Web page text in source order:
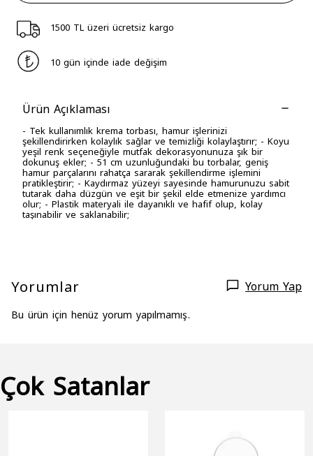
1500 TL üzeri ücretsiz kargo
10 gün içinde iade değişim
Ürün Açıklaması
- Tek kullanımlık krema torbası, hamur işlerinizi
şekillendirirken kolaylık sağlar ve temizliği kolaylaştırır; - Koyu
yeşil renk seçeneğiyle mutfak dekorasyonunuza şık bir
dokunuş ekler; - 51 cm uzunluğundaki bu torbalar, geniş
hamur parçalarını rahatça sararak şekillendirme işlemini
pratikleştirir; - Kaydırmaz yüzeyi sayesinde hamurunuzu sabit
tutarak daha düzgün ve eşit bir şekil elde etmenize yardımcı
olur; - Plastik materyali ile dayanıklı ve hafif olup, kolay
taşınabilir ve saklanabilir;
Yorumlar Yorum Yap
Bu ürün için henüz yorum yapılmamış.
Çok Satanlar